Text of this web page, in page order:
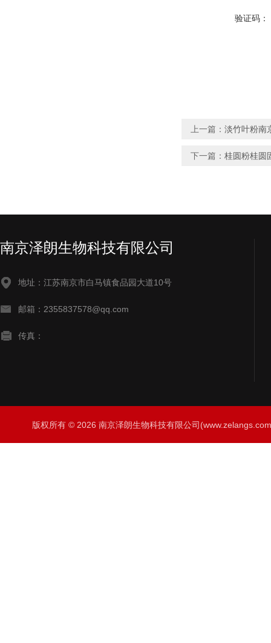
验证码：
上一篇： 淡竹叶粉南
下一篇： 桂圆粉桂圆
南京泽朗生物科技有限公司
地址：江苏南京市白马镇食品园大道10号
邮箱：2355837578@qq.com
传真：
版权所有 © 2026 南京泽朗生物科技有限公司